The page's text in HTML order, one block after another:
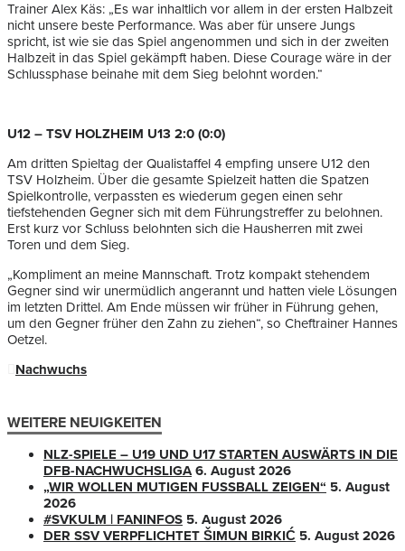
Trainer Alex Käs: „Es war inhaltlich vor allem in der ersten Halbzeit
nicht unsere beste Performance. Was aber für unsere Jungs
spricht, ist wie sie das Spiel angenommen und sich in der zweiten
Halbzeit in das Spiel gekämpft haben. Diese Courage wäre in der
Schlussphase beinahe mit dem Sieg belohnt worden.“
U12 – TSV HOLZHEIM U13 2:0 (0:0)
Am dritten Spieltag der Qualistaffel 4 empfing unsere U12 den
TSV Holzheim. Über die gesamte Spielzeit hatten die Spatzen
Spielkontrolle, verpassten es wiederum gegen einen sehr
tiefstehenden Gegner sich mit dem Führungstreffer zu belohnen.
Erst kurz vor Schluss belohnten sich die Hausherren mit zwei
Toren und dem Sieg.
„Kompliment an meine Mannschaft. Trotz kompakt stehendem
Gegner sind wir unermüdlich angerannt und hatten viele Lösungen
im letzten Drittel. Am Ende müssen wir früher in Führung gehen,
um den Gegner früher den Zahn zu ziehen“, so Cheftrainer Hannes
Oetzel.
Nachwuchs
WEITERE NEUIGKEITEN
NLZ-SPIELE – U19 UND U17 STARTEN AUSWÄRTS IN DIE
DFB-NACHWUCHSLIGA 6. August 2026
„WIR WOLLEN MUTIGEN FUSSBALL ZEIGEN“
5. August
2026
#SVKULM | FANINFOS 5. August 2026
DER SSV VERPFLICHTET ŠIMUN BIRKIĆ 5. August 2026